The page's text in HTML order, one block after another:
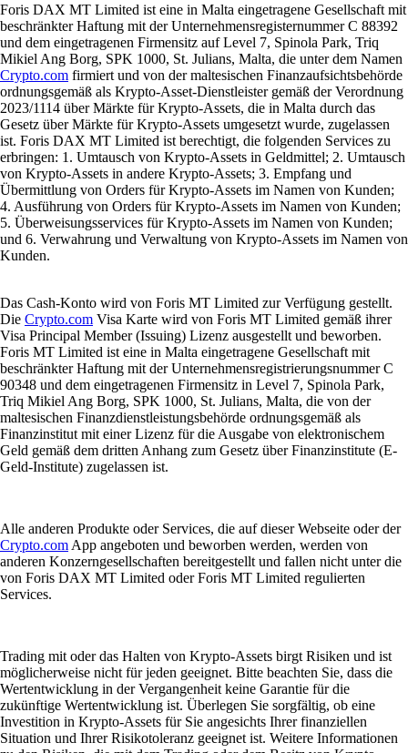
Foris DAX MT Limited ist eine in Malta eingetragene Gesellschaft mit
beschränkter Haftung mit der Unternehmensregisternummer C 88392
und dem eingetragenen Firmensitz auf Level 7, Spinola Park, Triq
Mikiel Ang Borg, SPK 1000, St. Julians, Malta, die unter dem Namen
Crypto.com firmiert und von der maltesischen Finanzaufsichtsbehörde
ordnungsgemäß als Krypto-Asset-Dienstleister gemäß der Verordnung
2023/1114 über Märkte für Krypto-Assets, die in Malta durch das
Gesetz über Märkte für Krypto-Assets umgesetzt wurde, zugelassen
ist. Foris DAX MT Limited ist berechtigt, die folgenden Services zu
erbringen: 1. Umtausch von Krypto-Assets in Geldmittel; 2. Umtausch
von Krypto-Assets in andere Krypto-Assets; 3. Empfang und
Übermittlung von Orders für Krypto-Assets im Namen von Kunden;
4. Ausführung von Orders für Krypto-Assets im Namen von Kunden;
5. Überweisungsservices für Krypto-Assets im Namen von Kunden;
und 6. Verwahrung und Verwaltung von Krypto-Assets im Namen von
Kunden.
Das Cash-Konto wird von Foris MT Limited zur Verfügung gestellt.
Die Crypto.com Visa Karte wird von Foris MT Limited gemäß ihrer
Visa Principal Member (Issuing) Lizenz ausgestellt und beworben.
Foris MT Limited ist eine in Malta eingetragene Gesellschaft mit
beschränkter Haftung mit der Unternehmensregistrierungsnummer C
90348 und dem eingetragenen Firmensitz in Level 7, Spinola Park,
Triq Mikiel Ang Borg, SPK 1000, St. Julians, Malta, die von der
maltesischen Finanzdienstleistungsbehörde ordnungsgemäß als
Finanzinstitut mit einer Lizenz für die Ausgabe von elektronischem
Geld gemäß dem dritten Anhang zum Gesetz über Finanzinstitute (E-
Geld-Institute) zugelassen ist.
Alle anderen Produkte oder Services, die auf dieser Webseite oder der
Crypto.com App angeboten und beworben werden, werden von
anderen Konzerngesellschaften bereitgestellt und fallen nicht unter die
von Foris DAX MT Limited oder Foris MT Limited regulierten
Services.
Trading mit oder das Halten von Krypto-Assets birgt Risiken und ist
möglicherweise nicht für jeden geeignet. Bitte beachten Sie, dass die
Wertentwicklung in der Vergangenheit keine Garantie für die
zukünftige Wertentwicklung ist. Überlegen Sie sorgfältig, ob eine
Investition in Krypto-Assets für Sie angesichts Ihrer finanziellen
Situation und Ihrer Risikotoleranz geeignet ist. Weitere Informationen